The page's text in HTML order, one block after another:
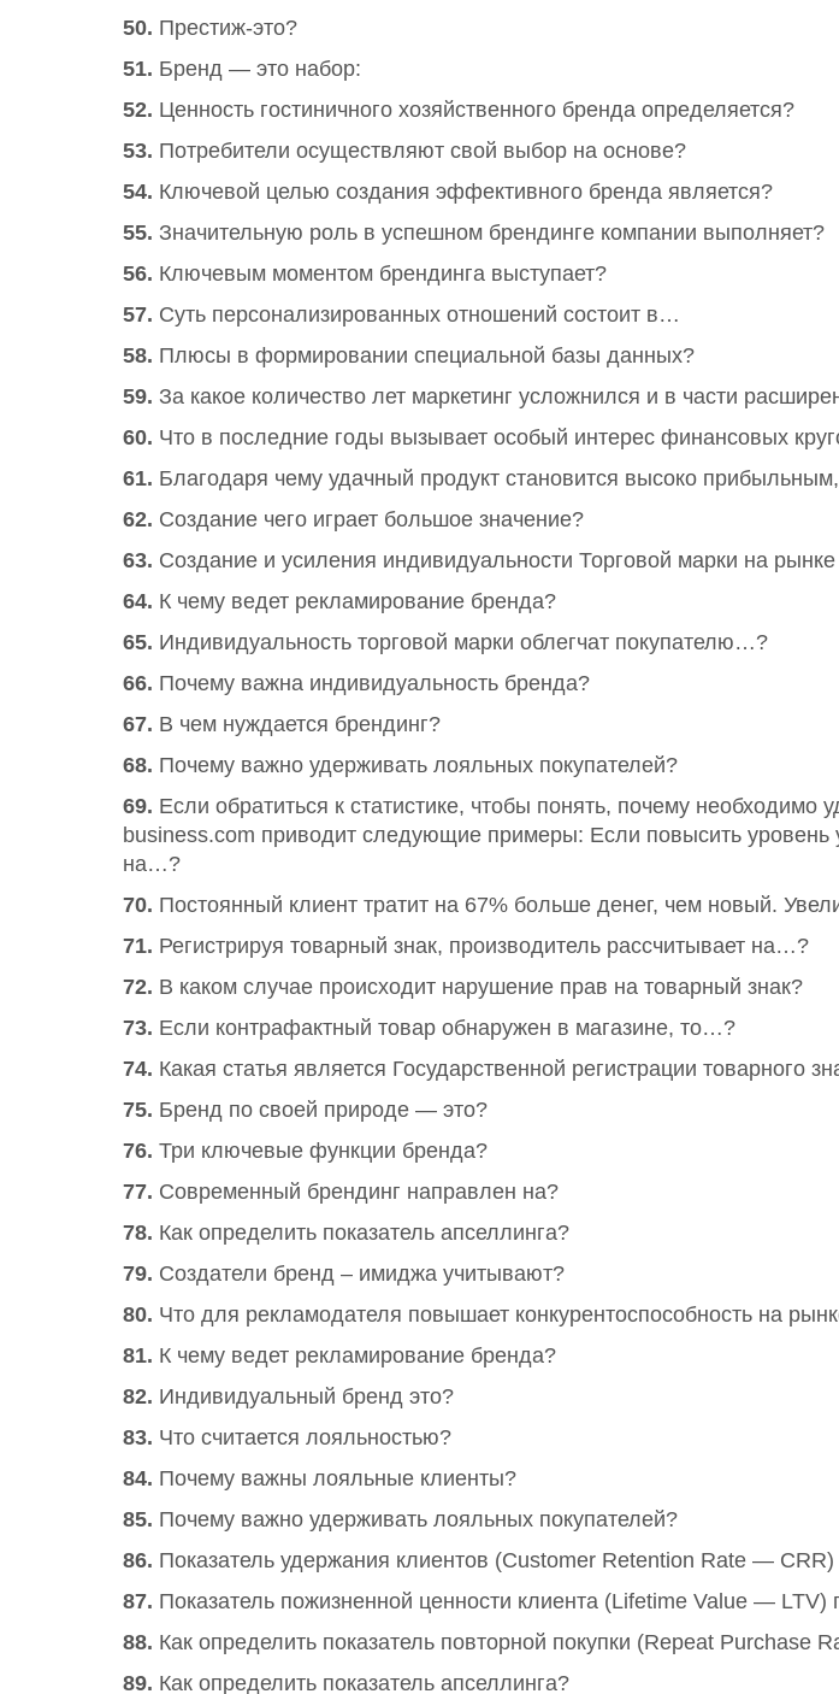
50. Престиж-это?
51. Бренд — это набор:
52. Ценность гостиничного хозяйственного бренда определяется?
53. Потребители осуществляют свой выбор на основе?
54. Ключевой целью создания эффективного бренда является?
55. Значительную роль в успешном брендинге компании выполняет?
56. Ключевым моментом брендинга выступает?
57. Суть персонализированных отношений состоит в…
58. Плюсы в формировании специальной базы данных?
59. За какое количество лет маркетинг усложнился и в части
60. Что в последние годы вызывает особый интерес финансовых
61. Благодаря чему удачный продукт становится высоко
62. Создание чего играет большое значение?
63. Создание и усиления индивидуальности Торговой марки на
64. К чему ведет рекламирование бренда?
65. Индивидуальность торговой марки облегчат покупателю…?
66. Почему важна индивидуальность бренда?
67. В чем нуждается брендинг?
68. Почему важно удерживать лояльных покупателей?
69. Если обратиться к статистике, чтобы понять, почему
business.com приводит следующие примеры: Если повысить уровень
на…?
70. Постоянный клиент тратит на 67% больше денег, чем новый.
71. Регистрируя товарный знак, производитель рассчитывает на…?
72. В каком случае происходит нарушение прав на товарный знак?
73. Если контрафактный товар обнаружен в магазине, то…?
74. Какая статья является Государственной регистрации товарного
75. Бренд по своей природе — это?
76. Три ключевые функции бренда?
77. Современный брендинг направлен на?
78. Как определить показатель апселлинга?
79. Создатели бренд – имиджа учитывают?
80. Что для рекламодателя повышает конкурентоспособность на
81. К чему ведет рекламирование бренда?
82. Индивидуальный бренд это?
83. Что считается лояльностью?
84. Почему важны лояльные клиенты?
85. Почему важно удерживать лояльных покупателей?
86. Показатель удержания клиентов (Customer Retention Rate — CRR)
87. Показатель пожизненной ценности клиента (Lifetime Value — LTV)
88. Как определить показатель повторной покупки (Repeat Purchase
89. Как определить показатель апселлинга?